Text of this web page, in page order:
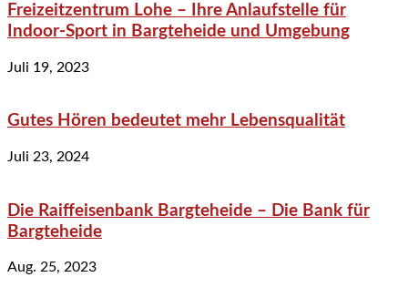
Freizeitzentrum Lohe – Ihre Anlaufstelle für
Indoor-Sport in Bargteheide und Umgebung
Juli 19, 2023
Gutes Hören bedeutet mehr Lebensqualität
Juli 23, 2024
Die Raiffeisenbank Bargteheide – Die Bank für
Bargteheide
Aug. 25, 2023